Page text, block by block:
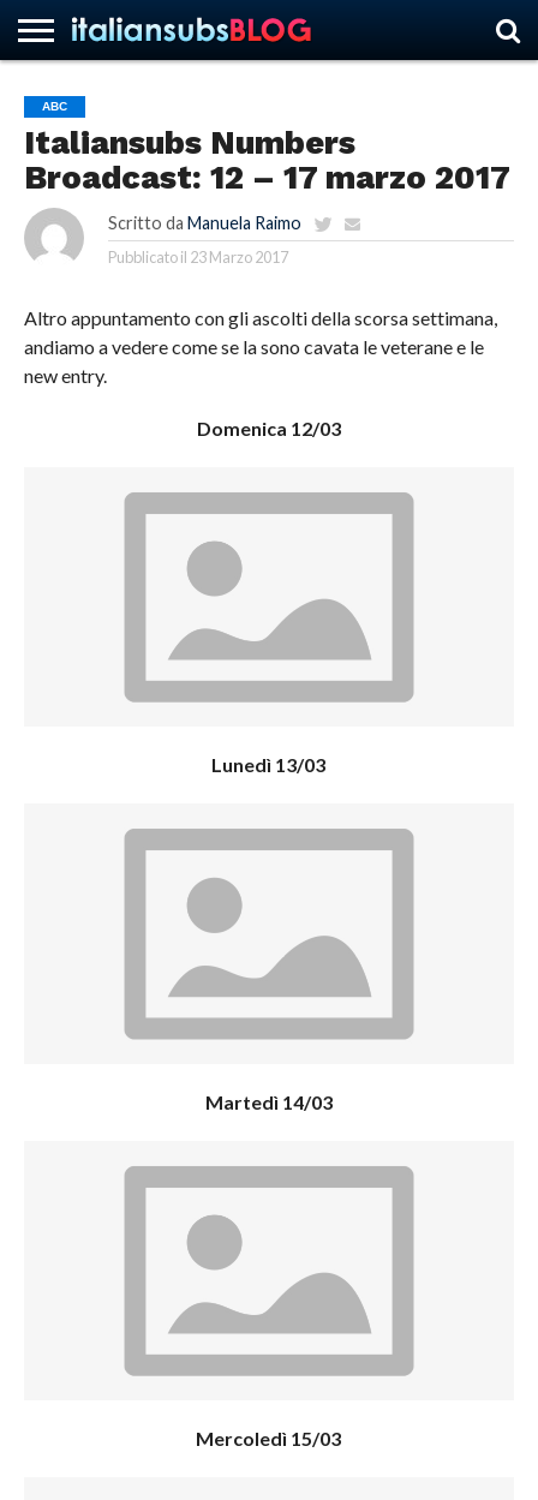
HOME
NEWS
ASCOLTI
RECENSIONI
INTERVISTE
CURIOSITÀ
CHI
SIAMO
CONTATTACI
FORUM
ITALIANSUBS
ABC
Italiansubs Numbers
Broadcast: 12 – 17 marzo 2017
Scritto da Manuela Raimo
Pubblicato il 23 Marzo 2017
Altro appuntamento con gli ascolti della scorsa settimana,
andiamo a vedere come se la sono cavata le veterane e le
new entry.
Domenica 12/03
Lunedì 13/03
Martedì 14/03
Mercoledì 15/03